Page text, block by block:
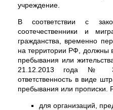
учреждение.
В соответствии с
соотечественники и
гражданства, временно
на территории РФ, должны
пребывания или
21.12.2013 года №
ответственность в виде
пребывания или прописки.
для организаций,